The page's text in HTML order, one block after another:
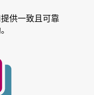
供一致且可靠